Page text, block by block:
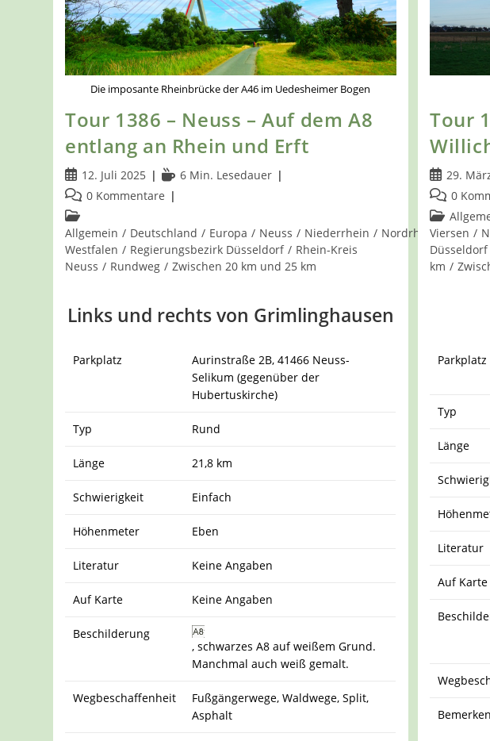
Die imposante Rheinbrücke der A46 im Uedesheimer Bogen
Tour 1386 – Neuss – Auf dem A8
entlang an Rhein und Erft
Beitrag
veröffentlicht:
12. Juli 2025 Lesedauer:
6 Min. Lesedauer
Beitrags-
Kommentare:
0 Kommentare
Beitrags-
Kategorie:
Allgemein / Deutschland / Europa / Neuss / Niederrhein / Nordrhein-
Westfalen / Regierungsbezirk Düsseldorf / Rhein-Kreis
Neuss / Rundweg / Zwischen 20 km und 25 km
Links und rechts von Grimlinghausen
Parkplatz
Aurinstraße 2B, 41466 Neuss-
Selikum (gegenüber der
Hubertuskirche)
Typ Rund
Länge 21,8 km
Schwierigkeit Einfach
Höhenmeter Eben
Literatur Keine Angaben
Auf Karte Keine Angaben
Beschilderung
, schwarzes A8 auf weißem Grund.
Manchmal auch weiß gemalt.
Wegbeschaffenheit
Fußgängerwege, Waldwege, Split,
Asphalt
Tour
Beitrag
29.
Beitrags-
0
Beitrags-
Kategorie:
Viersen /
Düsseldorf
km /
Parkplatz
Typ
Länge
Literatur
Auf Karte